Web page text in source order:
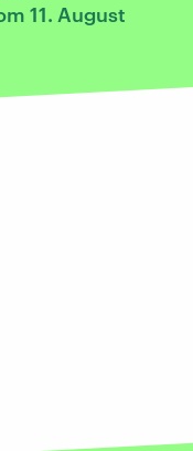
11. August